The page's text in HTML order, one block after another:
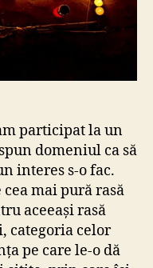
participat la un
domeniul ca să
interes s-o fac.
cea mai pură rasă
aceeași rasă
categoria celor
pe care le-o dă